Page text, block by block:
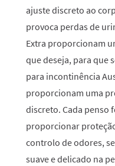
ajuste discreto ao
provoca perdas de
Extra proporcionam
que deseja, para que
para incontinência
proporcionam uma
discreto. Cada penso
proporcionar
controlo de odores,
suave e delicado na